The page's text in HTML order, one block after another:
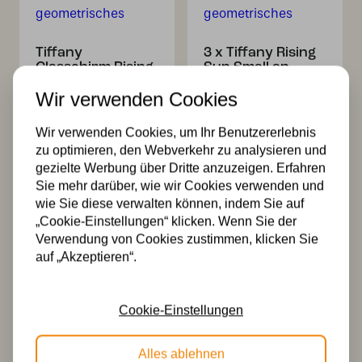
Tiffany
Glasschirm Rising
geometrisches
Design
255,00
3 x Tiffany Rising
Sun Small an
geometrisches
Design – 3-
flammig
554,00
2 x Tiffany Rising
Sun an
Deckenbalken –
Tiffany T-Lampe
Rising Sun – 2-
flammig –
Wir verwenden Cookies
Wir verwenden Cookies, um Ihr Benutzererlebnis
zu optimieren, den Webverkehr zu analysieren und
gezielte Werbung über Dritte anzuzeigen. Erfahren
Sie mehr darüber, wie wir Cookies verwenden und
wie Sie diese verwalten können, indem Sie auf
„Cookie-Einstellungen“ klicken. Wenn Sie der
Verwendung von Cookies zustimmen, klicken Sie
auf „Akzeptieren“.
Cookie-Einstellungen
Alles ablehnen